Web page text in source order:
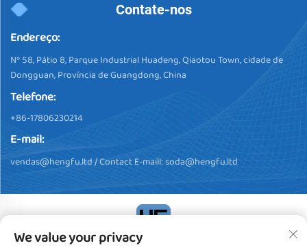
Contate-nos
Endereço:
Nº 58, Pátio 8, Parque Industrial Huadeng, Qiaotou Town, cidade de
Dongguan, Província de Guangdong, China
Telefone:
+86-17806230214
E-mail:
vendas@hengfu.ltd/ Contact E-maill:soda@hengfu.ltd
We value your privacy